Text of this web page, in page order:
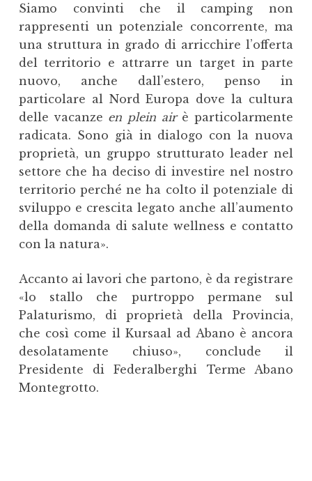
Siamo convinti che il camping non
rappresenti un potenziale concorrente, ma
una struttura in grado di arricchire l’offerta
del territorio e attrarre un target in parte
nuovo, anche dall’estero, penso in
particolare al Nord Europa dove la cultura
delle vacanze en plein air è particolarmente
radicata. Sono già in dialogo con la nuova
proprietà, un gruppo strutturato leader nel
settore che ha deciso di investire nel nostro
territorio perché ne ha colto il potenziale di
sviluppo e crescita legato anche all’aumento
della domanda di salute wellness e contatto
con la natura».
Accanto ai lavori che partono, è da registrare
«lo stallo che purtroppo permane sul
Palaturismo, di proprietà della Provincia,
che così come il Kursaal ad Abano è ancora
desolatamente chiuso», conclude il
Presidente di Federalberghi Terme Abano
Montegrotto.